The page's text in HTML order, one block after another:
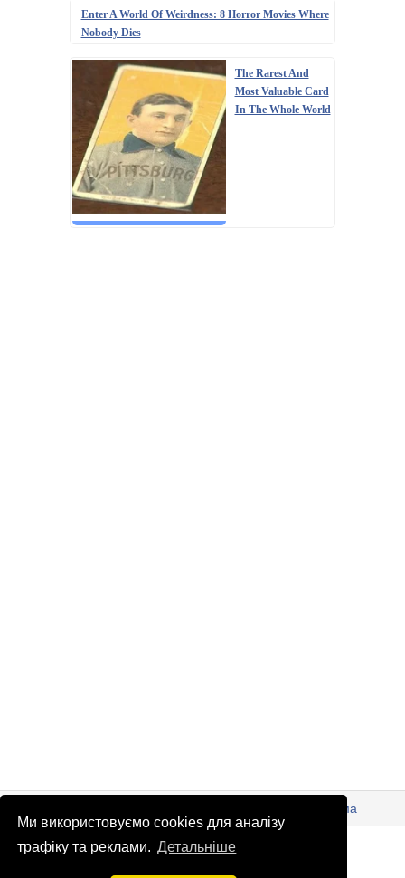
Ми використовуємо cookies для аналізу
трафіку та реклами. Детальніше
Enter A World Of Weirdness: 8 Horror Movies Where
Nobody Dies
The Rarest And
Most Valuable Card
In The Whole World
Реклама
info@patrioty.org.ua